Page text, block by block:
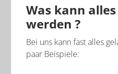
Was kann
werden ?
Bei uns kann fast alles
paar Beispiele: